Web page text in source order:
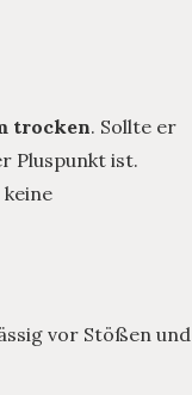
trocken. Sollte er
Pluspunkt ist.
vor Stößen und